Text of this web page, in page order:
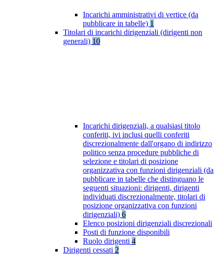
Incarichi amministrativi di vertice (da
pubblicare in tabelle) 1
Titolari di incarichi dirigenziali (dirigenti non
generali) 10
Incarichi dirigenziali, a qualsiasi titolo
conferiti, ivi inclusi quelli conferiti
discrezionalmente dall'organo di indirizzo
politico senza procedure pubbliche di
selezione e titolari di posizione
organizzativa con funzioni dirigenziali (da
pubblicare in tabelle che distinguano le
seguenti situazioni: dirigenti, dirigenti
individuati discrezionalmente, titolari di
posizione organizzativa con funzioni
dirigenziali) 6
Elenco posizioni dirigenziali discrezionali
Posti di funzione disponibili
Ruolo dirigenti 4
Dirigenti cessati 2